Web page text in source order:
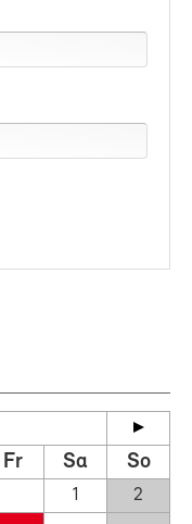
Fr Sa So
1
2